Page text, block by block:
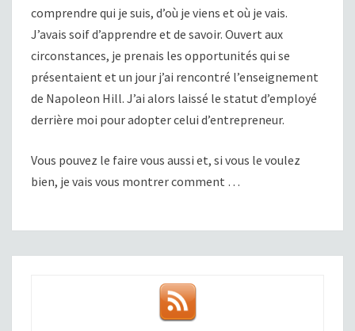
comprendre qui je suis, d’où je viens et où je vais.
J’avais soif d’apprendre et de savoir. Ouvert aux
circonstances, je prenais les opportunités qui se
présentaient et un jour j’ai rencontré l’enseignement
de Napoleon Hill. J’ai alors laissé le statut d’employé
derrière moi pour adopter celui d’entrepreneur.
Vous pouvez le faire vous aussi et, si vous le voulez
bien, je vais vous montrer comment …